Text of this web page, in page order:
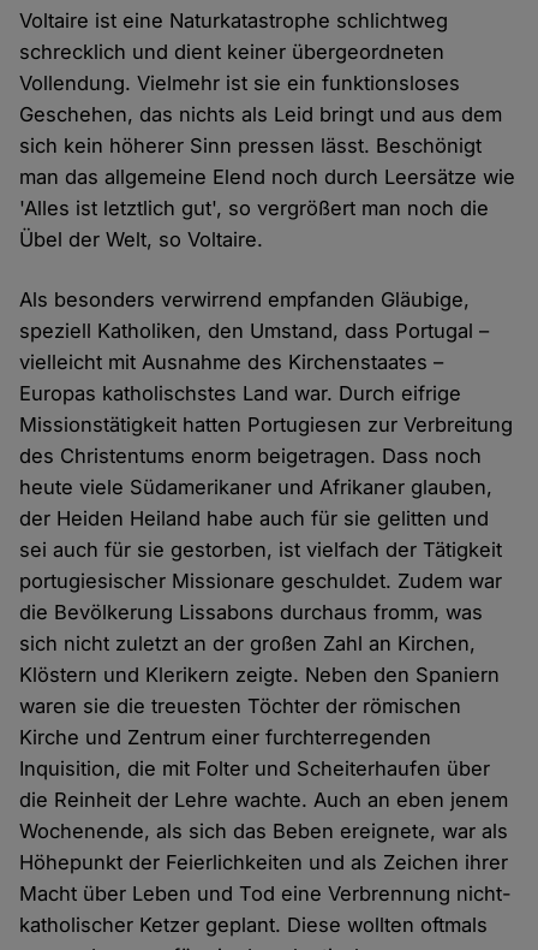
Voltaire ist eine Naturkatastrophe schlichtweg
schrecklich und dient keiner übergeordneten
Vollendung. Vielmehr ist sie ein funktionsloses
Geschehen, das nichts als Leid bringt und aus dem
sich kein höherer Sinn pressen lässt. Beschönigt
man das allgemeine Elend noch durch Leersätze wie
'Alles ist letztlich gut', so vergrößert man noch die
Übel der Welt, so Voltaire.
Als besonders verwirrend empfanden Gläubige,
speziell Katholiken, den Umstand, dass Portugal –
vielleicht mit Ausnahme des Kirchenstaates –
Europas katholischstes Land war. Durch eifrige
Missionstätigkeit hatten Portugiesen zur Verbreitung
des Christentums enorm beigetragen. Dass noch
heute viele Südamerikaner und Afrikaner glauben,
der Heiden Heiland habe auch für sie gelitten und
sei auch für sie gestorben, ist vielfach der Tätigkeit
portugiesischer Missionare geschuldet. Zudem war
die Bevölkerung Lissabons durchaus fromm, was
sich nicht zuletzt an der großen Zahl an Kirchen,
Klöstern und Klerikern zeigte. Neben den Spaniern
waren sie die treuesten Töchter der römischen
Kirche und Zentrum einer furchterregenden
Inquisition, die mit Folter und Scheiterhaufen über
die Reinheit der Lehre wachte. Auch an eben jenem
Wochenende, als sich das Beben ereignete, war als
Höhepunkt der Feierlichkeiten und als Zeichen ihrer
Macht über Leben und Tod eine Verbrennung nicht-
katholischer Ketzer geplant. Diese wollten oftmals